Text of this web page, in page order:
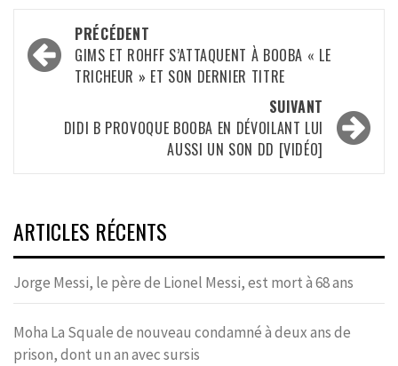
Navigation
d’article
PRÉCÉDENT
GIMS ET ROHFF S’ATTAQUENT À BOOBA « LE
TRICHEUR » ET SON DERNIER TITRE
SUIVANT
DIDI B PROVOQUE BOOBA EN DÉVOILANT LUI
AUSSI UN SON DD [VIDÉO]
ARTICLES RÉCENTS
Jorge Messi, le père de Lionel Messi, est mort à 68 ans
Moha La Squale de nouveau condamné à deux ans de
prison, dont un an avec sursis